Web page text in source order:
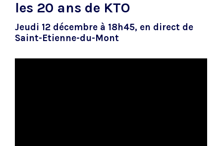
les 20 ans de KTO
Jeudi 12 décembre à 18h45, en direct de
Saint-Etienne-du-Mont